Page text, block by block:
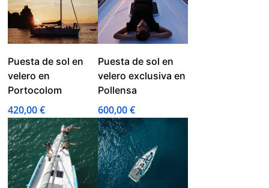
Puesta de sol en
velero en
Portocolom
420,00€
Puesta de sol en
velero exclusiva en
Pollensa
600,00€